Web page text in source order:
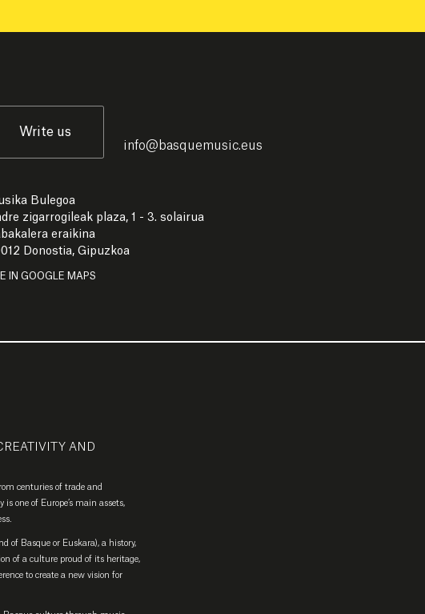
Write us
info@ basquemusic.eus
Bulegoa
zigarrogileak plaza, 1 - 3. solairua
eraikina
Donostia, Gipuzkoa
IN GOOGLE MAPS
AND
centuries of trade and
one of Europe’s main assets,
of Basque or Euskara), a history,
of a culture proud of its heritage,
to create a new vision for